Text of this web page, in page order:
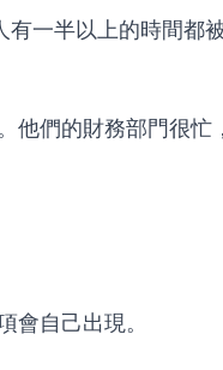
有一半以上的時間
們的財務部門很
自己出現。